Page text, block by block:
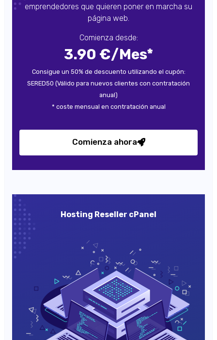
emprendedores que quieren poner en marcha su
página web.
Comienza desde:
3.90 €/Mes*
Consigue un 50% de descuento utilizando el cupón:
SERED50 (Válido para nuevos clientes con contratación
anual)
* coste mensual en contratación anual
Comienza ahora
Hosting Reseller cPanel